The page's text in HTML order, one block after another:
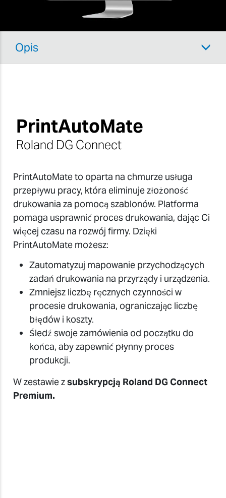
Opis
PrintAutoMate
Roland DG Connect
PrintAutoMate to oparta na chmurze usługa
przepływu pracy, która eliminuje złożoność
drukowania za pomocą szablonów. Platforma
pomaga usprawnić proces drukowania, dając Ci
więcej czasu na rozwój firmy. Dzięki
PrintAutoMate możesz:
Zautomatyzuj mapowanie przychodzących
zadań drukowania na przyrządy i urządzenia.
Zmniejsz liczbę ręcznych czynności w
procesie drukowania, ograniczając liczbę
błędów i koszty.
Śledź swoje zamówienia od początku do
końca, aby zapewnić płynny proces
produkcji.
W zestawie zsubskrypcją Roland DG Connect
Premium.